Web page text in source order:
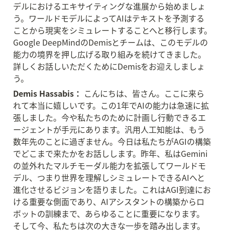
デルにおけるエキサイティングな進展から始めましょ
う。ワールドモデルによってAIはテキストを予測する
ことから現実をシミュレートすることへと移行します。
Google DeepMindのDemisとチームは、このモデルの
能力の境界を押し広げる取り組みを続けてきました。
詳しくお話しいただくためにDemisをお迎えしましょ
う。
Demis Hassabis： こんにちは、皆さん。ここに来ら
れて本当に嬉しいです。この1年でAIの能力は急速に拡
張しました。今や私たちのために計画し行動できるエ
ージェントが手元にあります。汎用人工知能は、もう
数年先のことに過ぎません。今日は私たちがAGIの構築
でどこまで来たかをお話しします。昨年、私はGemini
の並外れたマルチモーダル能力を拡張してワールドモ
デル、つまり世界を理解しシミュレートできるAIへと
進化させるビジョンを語りました。これはAGI到達にお
ける重要な側面であり、AIアシスタントの構築からロ
ボットの訓練まで、あらゆることに重要になります。
そして今、私たちは次の大きな一歩を踏み出します。